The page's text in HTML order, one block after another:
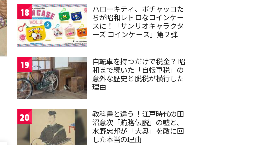
18
ハローキティ、ポチャッコた
ちが昭和レトロなコインケー
スに！「サンリオキャラクタ
ーズ コインケース」第２弾
19
自転車を持つだけで税金？ 昭
和まで続いた「自転車税」の
意外な歴史と脱税が横行した
理由
20
教科書と違う！江戸時代の田
沼意次「賄賂伝説」の嘘と、
水野忠邦が「大奥」を敵に回
した本当の理由